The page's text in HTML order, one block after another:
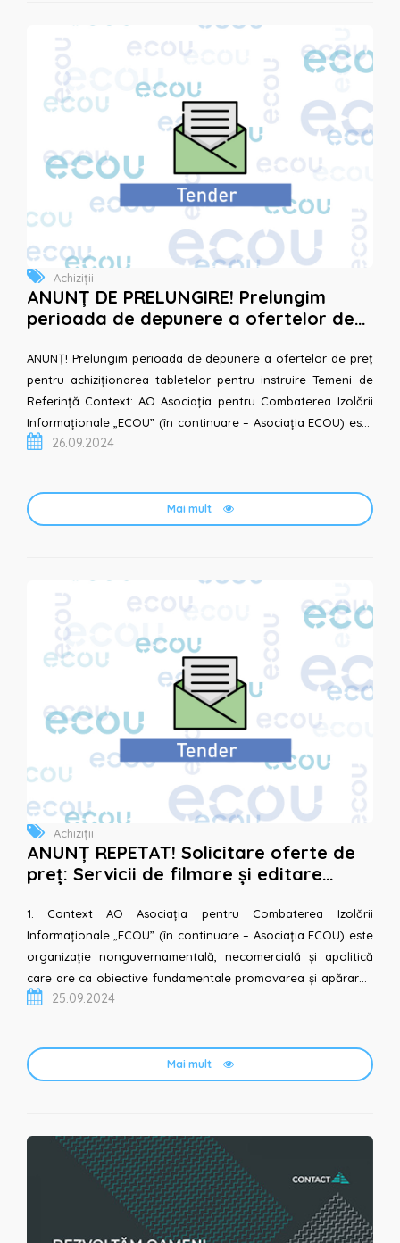
Achiziții
ANUNȚ DE PRELUNGIRE! Prelungim
perioada de depunere a ofertelor de
pentru instruir...
ANUNȚ! Prelungim perioada de depunere a ofertelor de preț
pentru achiziționarea tabletelor pentru instruire Temeni de
Referință Context: AO Asociația pentru Combaterea Izolării
Informaționale „ECOU” (în continuare – Asociația ECOU) este
organizație nonguvername...
26.09.2024
Mai mult
Achiziții
ANUNȚ REPETAT! Solicitare oferte de
preț: Servicii de filmare și editare
digitale de...
1. Context AO Asociația pentru Combaterea Izolării
Informaționale „ECOU” (în continuare – Asociația ECOU) este
organizație nonguvernamentală, necomercială și apolitică
care are ca obiective fundamentale promovarea și apărarea
drepturilor omului, dezvoltarea unei societăți...
25.09.2024
Mai mult